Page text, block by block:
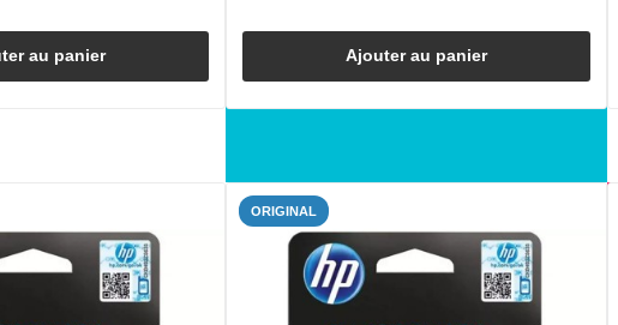
au panier Ajouter au panier
ORIGINAL